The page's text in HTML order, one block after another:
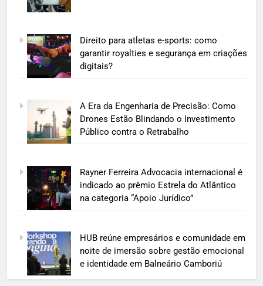
Direito para atletas e-sports: como
garantir royalties e segurança em criações
digitais?
A Era da Engenharia de Precisão: Como
Drones Estão Blindando o Investimento
Público contra o Retrabalho
Rayner Ferreira Advocacia internacional é
indicado ao prêmio Estrela do Atlântico
na categoria “Apoio Jurídico”
HUB reúne empresários e comunidade em
noite de imersão sobre gestão emocional
e identidade em Balneário Camboriú